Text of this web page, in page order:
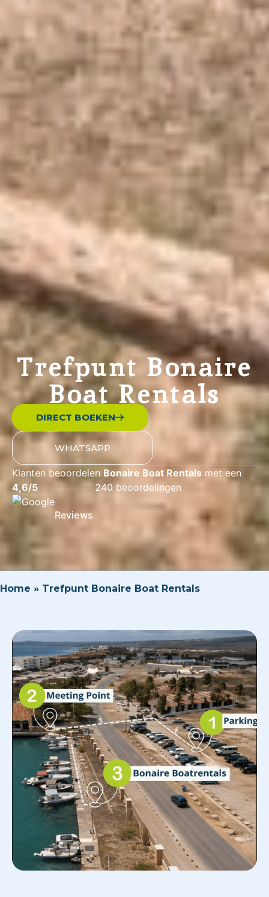
Trefpunt Bonaire
Boat Rentals
DIRECT BOEKEN
WHATSAPP
Klanten beoordelen Bonaire Boat Rentals met een
4,6/5
240 beoordelingen
Reviews
Home » Trefpunt Bonaire Boat Rentals